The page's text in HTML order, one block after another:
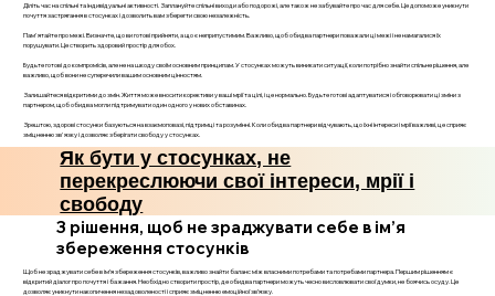
Діліть час на спільні та індивідуальні активності. Заплануйте спільні виходи або подорожі, але також не забувайте про час для себе. Це допоможе уникнути
почуття застрягання в стосунках і дозволить вам зберегти свою незалежність.
Пам'ятайте про межі. Визначте, що ви готові прийняти, а що є неприпустимим. Важливо, щоб обидва партнери поважали ці межі і не намагалися їх
порушувати. Це створить здоровий простір для обох.
Будьте готові до компромісів, але не на шкоду своїм основним принципам. У стосунках можуть виникати ситуації, коли потрібно знайти спільне рішення, але
важливо, щоб вони не суперечили вашим основним цінностям.
Залишайтеся відкритими до змін. Життя може вносити корективи у ваші мрії та цілі, і це нормально. Будьте готові адаптуватися і обговорювати ці зміни з
партнером, щоб обидва могли підтримувати один одного у нових обставинах.
Зрештою, здорові стосунки базуються на взаємоповазі, підтримці та розумінні. Коли обидва партнери відчувають, що їхні інтереси і мрії важливі, це сприяє
зміцненню зв'язку і дозволяє зберігати свободу у стосунках.
Як бути у стосунках, не
перекреслюючи свої інтереси, мрії і
свободу
3 рішення, щоб не зраджувати себе в ім’я
збереження стосунків
Щоб не зраджувати себе в ім’я збереження стосунків, важливо знайти баланс між власними потребами та потребами партнера. Першим рішенням є
відкритий діалог про почуття і бажання. Необхідно створити простір, де обидва партнери можуть чесно висловлювати свої думки, не боячись осуду. Це
дозволяє уникнути накопичення незадоволеності і сприяє зміцненню емоційної зв’язку.